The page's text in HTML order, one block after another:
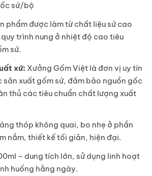
sứ/bộ
phẩm được làm từ chất liệu sứ cao
trình nung ở nhiệt độ cao tiêu
sứ.
xứ: Xưởng Gốm Việt là đơn vị uy tín
sản xuất gốm sứ, đảm bảo nguồn gốc
thủ các tiêu chuẩn chất lượng xuất
thóp không quai, bo nhẹ ở phần
nắm, thiết kế tối giản, hiện đại.
– dung tích lớn, sử dụng linh hoạt
huống hằng ngày.